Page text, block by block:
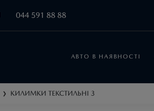
044 591 88 88
АВТО В НАЯВНОСТІ
❯ КИЛИМКИ ТЕКСТИЛЬНІ 3